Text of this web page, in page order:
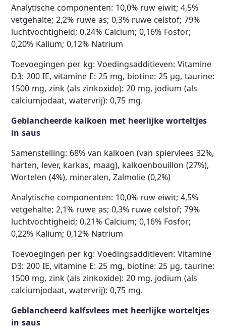
Analytische componenten: 10,0% ruw eiwit; 4,5%
vetgehalte; 2,2% ruwe as; 0,3% ruwe celstof; 79%
luchtvochtigheid; 0,24% Calcium; 0,16% Fosfor;
0,20% Kalium; 0,12% Natrium
Toevoegingen per kg: Voedingsadditieven: Vitamine
D3: 200 IE, vitamine E: 25 mg, biotine: 25 µg, taurine:
1500 mg, zink (als zinkoxide): 20 mg, jodium (als
calciumjodaat, watervrij): 0,75 mg.
Geblancheerde kalkoen met heerlijke worteltjes
in saus
Samenstelling: 68% van kalkoen (van spiervlees 32%,
harten, lever, karkas, maag), kalkoenbouillon (27%),
Wortelen (4%), mineralen, Zalmolie (0,2%)
Analytische componenten: 10,0% ruw eiwit; 4,5%
vetgehalte; 2,1% ruwe as; 0,3% ruwe celstof; 79%
luchtvochtigheid; 0,21% Calcium; 0,16% Fosfor;
0,22% Kalium; 0,12% Natrium
Toevoegingen per kg: Voedingsadditieven: Vitamine
D3: 200 IE, vitamine E: 25 mg, biotine: 25 µg, taurine:
1500 mg, zink (als zinkoxide): 20 mg, jodium (als
calciumjodaat, watervrij): 0,75 mg.
Geblancheerd kalfsvlees met heerlijke worteltjes
in saus